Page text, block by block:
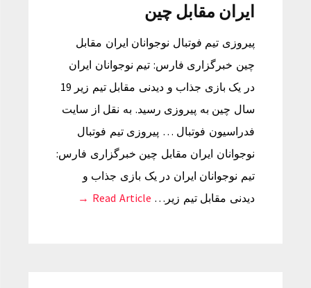
ایران مقابل چین
پیروزی تیم فوتبال نوجوانان ایران مقابل
چین خبرگزاری فارس: تیم نوجوانان ایران
در یک بازی جذاب و دیدنی مقابل تیم زیر 19
سال چین به پیروزی رسید. به نقل از سایت
فدراسیون فوتبال … پیروزی تیم فوتبال
نوجوانان ایران مقابل چین خبرگزاری فارس:
تیم نوجوانان ایران در یک بازی جذاب و
دیدنی مقابل تیم زیر… Read Article →